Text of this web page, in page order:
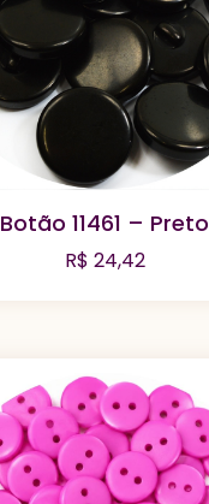
Botão 11461 – Preto
R$ 24,42